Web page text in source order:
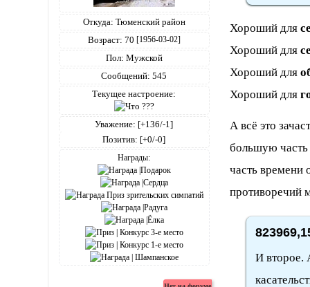
Откуда: Тюменский район
Возраст: 70 [1956-03-02]
Пол: Мужской
Сообщений: 545
Текущее настроение:
Уважение: [+136/-1]
Позитив: [+0/-0]
Награды:
Хороший для
Хороший для
Хороший для
Хороший для
А всё это
большую
часть времени
противоречий
И второе.